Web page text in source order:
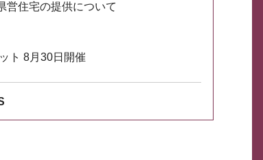
営住宅の提供について
ト 8月30日開催